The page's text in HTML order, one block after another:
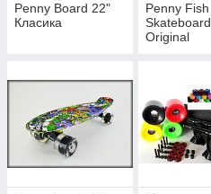
Penny Board 22"
Класика
Penny Fish
Skateboard
Original